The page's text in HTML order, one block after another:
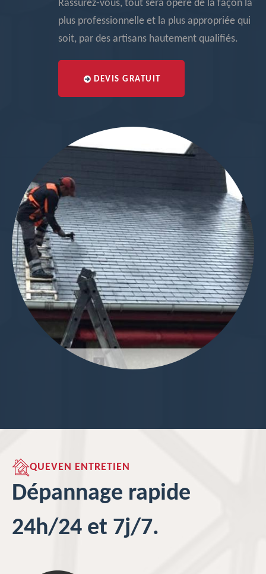
Rassurez-vous, tout sera opéré de la façon la
plus professionnelle et la plus appropriée qui
soit, par des artisans hautement qualifiés.
DEVIS GRATUIT
QUEVEN ENTRETIEN
Dépannage rapide
24h/24 et 7j/7.